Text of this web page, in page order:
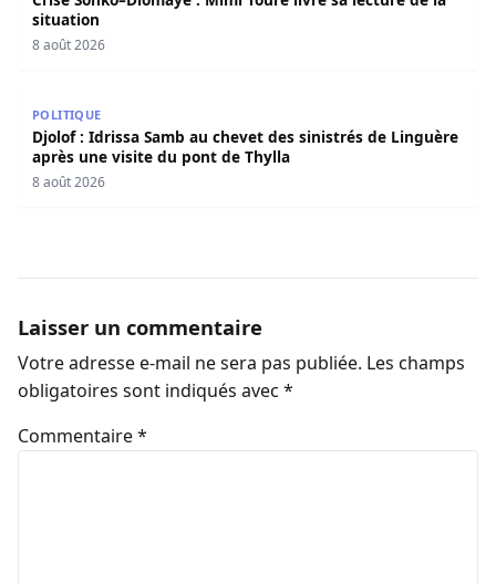
situation
8 août 2026
POLITIQUE
Djolof : Idrissa Samb au chevet des sinistrés de Linguère
après une visite du pont de Thylla
8 août 2026
Laisser un commentaire
Votre adresse e-mail ne sera pas publiée. Les champs
obligatoires sont indiqués avec *
Commentaire*